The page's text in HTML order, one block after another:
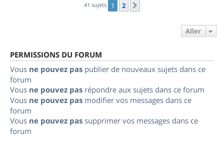
41 sujets 1 2
Aller
PERMISSIONS DU FORUM
Vous ne pouvez pas publier de nouveaux sujets dans ce
forum
Vous ne pouvez pas répondre aux sujets dans ce forum
Vous ne pouvez pas modifier vos messages dans ce
forum
Vous ne pouvez pas supprimer vos messages dans ce
forum